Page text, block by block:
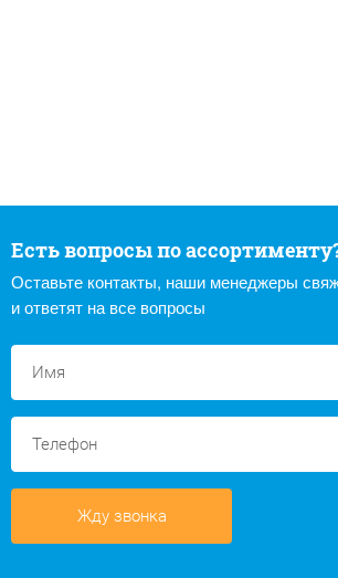
Есть вопросы по
Оставьте контакты, наши менеджеры
и ответят на все вопросы
Жду звонка